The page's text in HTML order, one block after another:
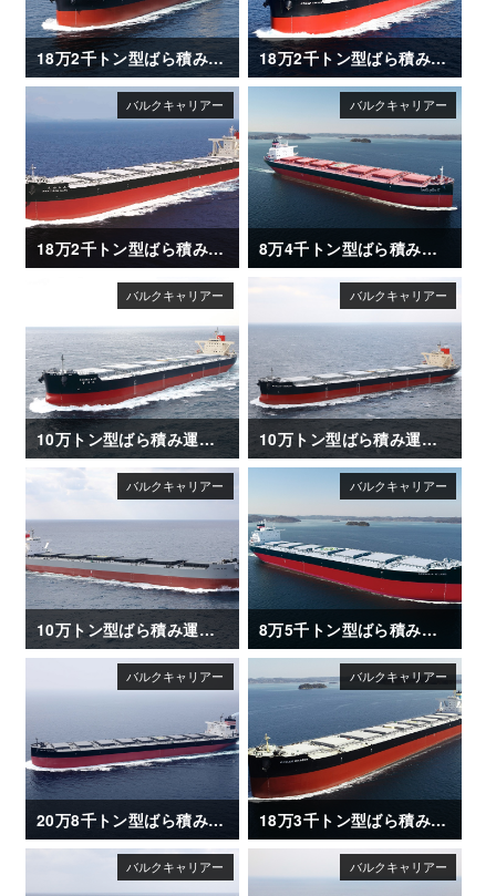
18万2千トン型ばら積み運搬船「FLORIDA」 18万2千トン型ばら積み運搬船「GRAND SAKURA」
18万2千トン型ばら積み運搬船「AWAJISAN MARU（淡路山丸）」 8万4千トン型ばら積み運搬船「SAIKAI MARU II」
10万トン型ばら積み運搬船「KAGAWA MARU」竣工 10万トン型ばら積み運搬船「BRILLIANT MERCURY」竣工
10万トン型ばら積み運搬船「CAPE ACE」竣工 8万5千トン型ばら積み運搬船「CAMELLIA ISLAND」
20万8千トン型ばら積み運搬船「METIS HORIZON」竣工 18万3千トン型ばら積み運搬船「OCEAN DRAGON」